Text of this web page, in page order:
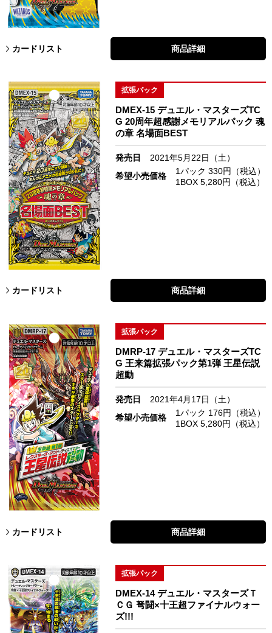
カードリスト 商品詳細
拡張パック
DMEX-15 デュエル・マスターズTC
G 20周年超感謝メモリアルパック 魂
の章 名場面BEST
発売日
2021年5月22日（土）
希望小売価格
1パック 330円（税込）
1BOX 5,280円（税込）
カードリスト 商品詳細
拡張パック
DMRP-17 デュエル・マスターズTC
G 王来篇拡張パック第1弾 王星伝説
超動
発売日
2021年4月17日（土）
希望小売価格
1パック 176円（税込）
1BOX 5,280円（税込）
カードリスト 商品詳細
拡張パック
DMEX-14 デュエル・マスターズＴ
ＣＧ 弩闘×十王超ファイナルウォー
ズ!!!